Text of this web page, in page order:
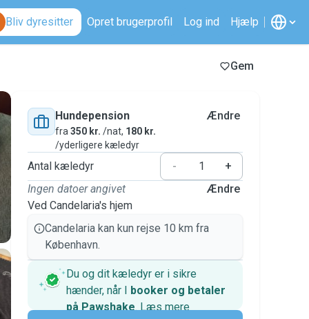
Bliv dyresitter Opret brugerprofil Log ind Hjælp
Gem
Hundepension
fra 350 kr. /nat, 180 kr.
/yderligere kæledyr
Ændre
Antal kæledyr -
+
Ingen datoer angivet
Ved Candelaria's hjem
Ændre
Candelaria kan kun rejse 10 km fra
København.
Du og dit kæledyr er i sikre
hænder, når I booker og betaler
på Pawshake. Læs mere
Sikre betalinger